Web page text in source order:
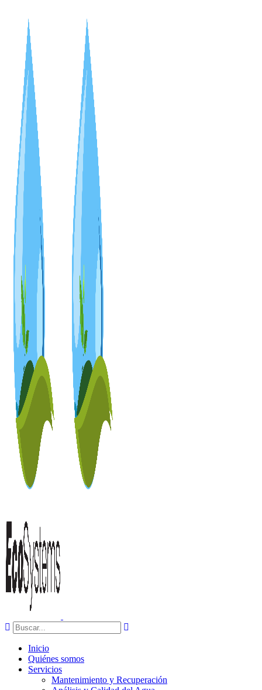
Inicio
Quiénes somos
Servicios
Mantenimiento y Recuperación